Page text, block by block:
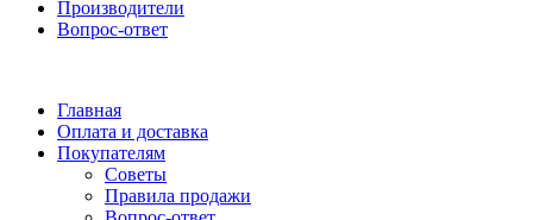
Производители
Вопрос-ответ
Главная
Оплата и доставка
Покупателям
Советы
Правила продажи